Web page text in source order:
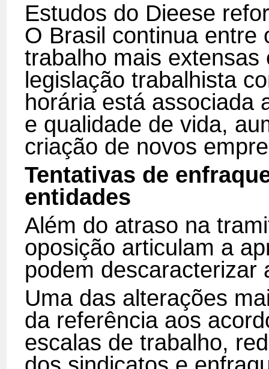
Estudos do Dieese
O Brasil continua entre
trabalho mais
legislação trabalhista
horária está associada
e qualidade de vida,
criação de novos
Tentativas de
entidades
Além do atraso na
oposição articulam a
podem descaracterizar
Uma das alterações
da referência aos
escalas de trabalho,